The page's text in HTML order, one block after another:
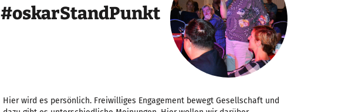
#oskarStandPunkt
Hier wird es persönlich. Freiwilliges Engagement bewegt Gesellschaft und